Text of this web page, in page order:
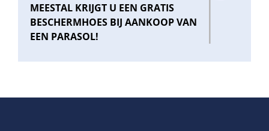
MEESTAL KRIJGT U EEN GRATIS
BESCHERMHOES BIJ AANKOOP VAN
EEN PARASOL!